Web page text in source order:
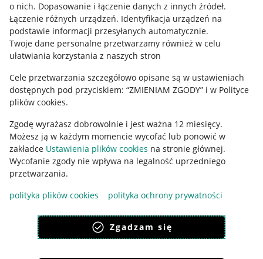
o nich. Dopasowanie i łączenie danych z innych źródeł.
Łączenie różnych urządzeń. Identyfikacja urządzeń na
podstawie informacji przesyłanych automatycznie.
Twoje dane personalne przetwarzamy również w celu
ułatwiania korzystania z naszych stron
Cele przetwarzania szczegółowo opisane są w ustawieniach
dostępnych pod przyciskiem: “ZMIENIAM ZGODY” i w Polityce
plików cookies.
Zgodę wyrażasz dobrowolnie i jest ważna 12 miesięcy.
Możesz ją w każdym momencie wycofać lub ponowić w
zakładce Ustawienia plików cookies na stronie głównej.
Wycofanie zgody nie wpływa na legalność uprzedniego
przetwarzania.
polityka plików cookies
polityka ochrony prywatności
Zgadzam się
Regulamin
Polityka plików "cookies"
Ustawienia plików "cookies"
Udostępnianie lokalizacji
Informacje dla Aktu o Usługach Cyfrowych
Pobierz aplikację